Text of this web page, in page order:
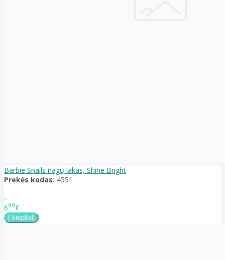
Barbie Snails nagų lakas, Shine Bright
Prekės kodas: 4551
..
699€